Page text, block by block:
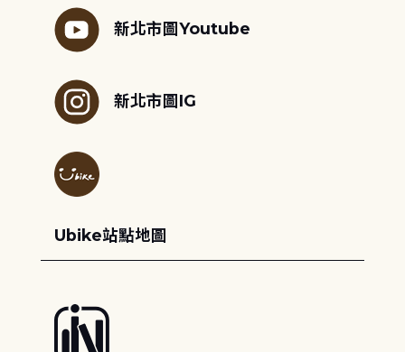
新北市圖Youtube
新北市圖IG
Ubike站點地圖